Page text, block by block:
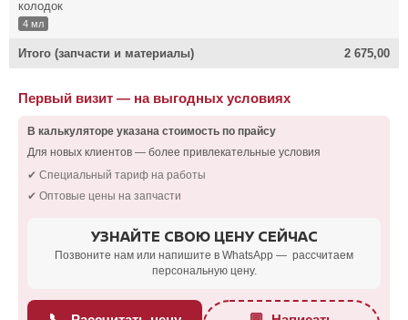
колодок
4 мл
Итого (запчасти и материалы) 2 675,00
Первый визит — на выгодных условиях
В калькуляторе указана стоимость по прайсу
Для новых клиентов — более привлекательные условия
✔ Специальный тариф на работы
✔ Оптовые цены на запчасти
УЗНАЙТЕ СВОЮ ЦЕНУ СЕЙЧАС
Позвоните нам или напишите в WhatsApp — рассчитаем
персональную цену.